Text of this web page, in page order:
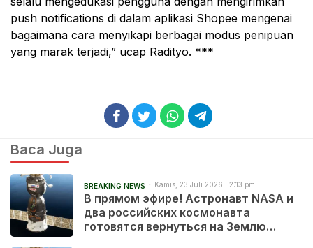
push notifications di dalam aplikasi Shopee mengenai
bagaimana cara menyikapi berbagai modus penipuan
yang marak terjadi,” ucap Radityo. ***
Baca Juga
BREAKING NEWS Kamis, 23 Juli 2026 | 2:13 pm
В прямом эфире! Астронавт NASA и
два российских космонавта
готовятся вернуться на Землю